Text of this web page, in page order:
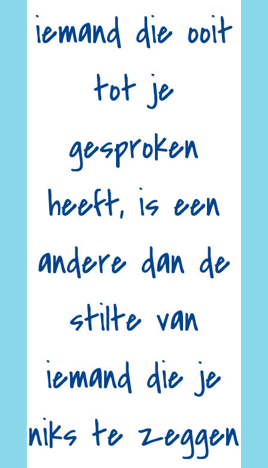
iemand die ooit
tot je
gesproken
heeft, is een
andere dan de
stilte van
iemand die je
niks te zeggen